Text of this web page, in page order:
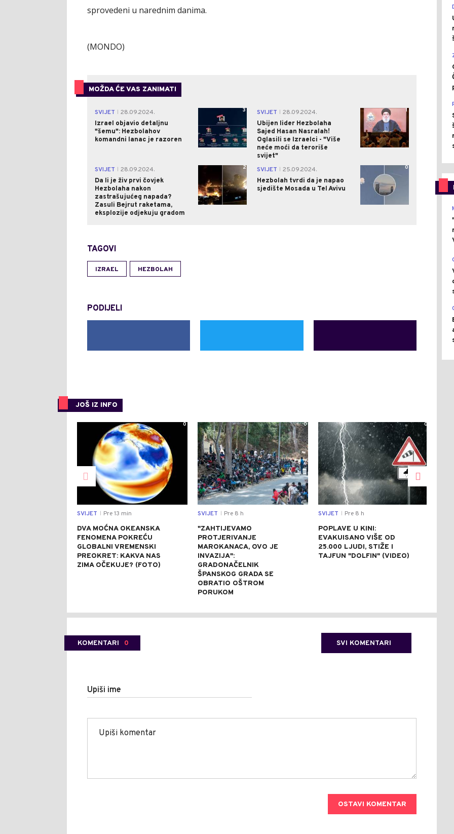
sprovedeni u narednim danima.
(MONDO)
MOŽDA ĆE VAS ZANIMATI
SVIJET
28.09.2024.
Izrael objavio detaljnu
"šemu": Hezbolahov
komandni lanac je razoren
3 SVIJET
28.09.2024.
Ubijen lider Hezbolaha
Sajed Hasan Nasralah!
Oglasili se Izraelci - "Više
neće moći da teroriše
svijet"
1
SVIJET
28.09.2024.
Da li je živ prvi čovjek
Hezbolaha nakon
zastrašujućeg napada?
Zasuli Bejrut raketama,
eksplozije odjekuju gradom
2 SVIJET
25.09.2024.
Hezbolah tvrdi da je napao
sjedište Mosada u Tel Avivu
0
TAGOVI
IZRAEL HEZBOLAH
PODIJELI
JOŠ IZ INFO
0
SVIJET Pre 13 min
DVA MOĆNA OKEANSKA
FENOMENA POKREĆU
GLOBALNI VREMENSKI
PREOKRET: KAKVA NAS
ZIMA OČEKUJE? (FOTO)
0
SVIJET Pre 8 h
"ZAHTIJEVAMO
PROTJERIVANJE
MAROKANACA, OVO JE
INVAZIJA":
GRADONAČELNIK
ŠPANSKOG GRADA SE
OBRATIO OŠTROM
PORUKOM
0
SVIJET Pre 8 h
POPLAVE U KINI:
EVAKUISANO VIŠE OD
25.000 LJUDI, STIŽE I
TAJFUN "DOLFIN" (VIDEO)
KOMENTARI 0 SVI KOMENTARI
Upiši ime
OSTAVI KOMENTAR